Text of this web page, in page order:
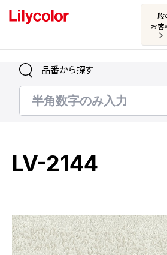
一般
お客
ログイン・新規会員登録
お気に入り
商品を探す
商品を探す トップ
品番から探す
LV-2144